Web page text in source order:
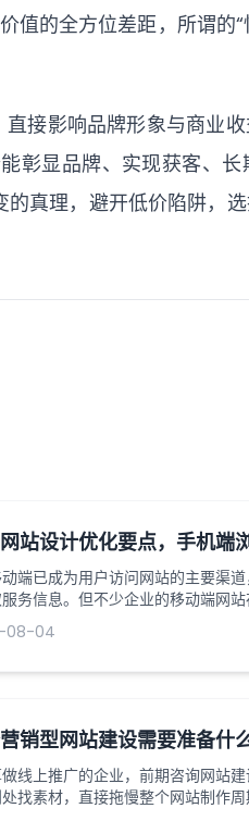
的全方位差距，所谓的
接影响品牌形象与商业
彰显品牌、实现获客、
真理，避开低价陷阱，
站设计优化要点，手机端
端已成为用户访问网站的主要渠
务信息。但不少企业的移动端网
客流失率居高不下。做好移动端
览体验，也能有效留住潜在客户
08-04
销型网站建设需要准备什
线上推广的企业，前期咨询网站
找素材，直接拖慢整个网站制作